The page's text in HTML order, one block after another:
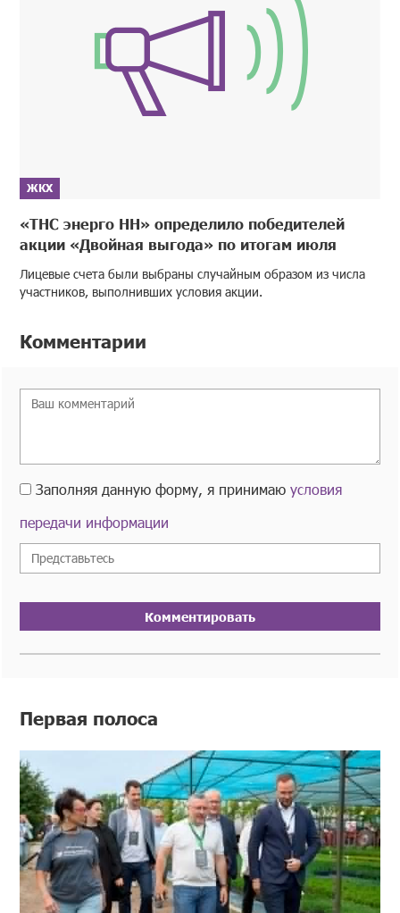
ЖКХ
«ТНС энерго НН» определило победителей
акции «Двойная выгода» по итогам июля
Лицевые счета были выбраны случайным образом из числа
участников, выполнивших условия акции.
Комментарии
Заполняя данную форму, я принимаюусловия
передачи информации
Комментировать
Первая полоса